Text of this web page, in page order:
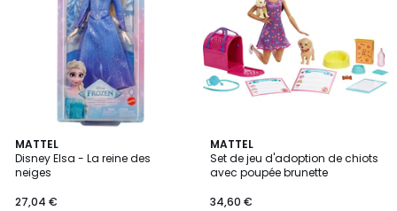
MATTEL
Disney Elsa - La reine des
neiges
27,04 €
MATTEL
Set de jeu d'adoption de chiots
avec poupée brunette
34,60 €